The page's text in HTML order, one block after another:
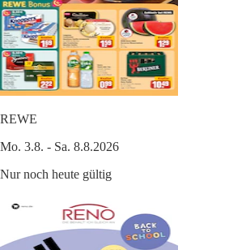
REWE
Mo. 3.8. - Sa. 8.8.2026
Nur noch heute gültig